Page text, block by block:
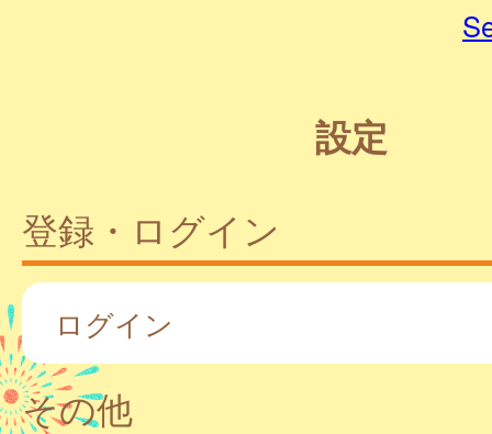
設定
登録・ログイン
ログイン
その他